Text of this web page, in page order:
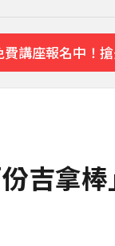
費講座報名中！
小事！
專家：須提升城
吉拿棒